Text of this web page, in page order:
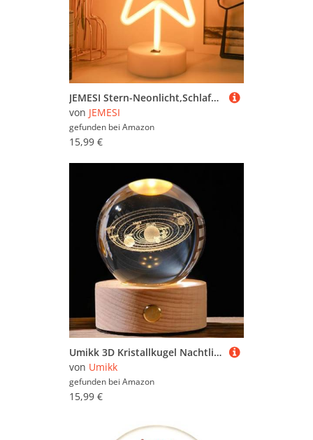
JEMESI Stern-Neonlicht,Schlafzimmer Nachtlicht, Batterie/USB, für Zuhause, Geburtstag, Bar, Party, Geschenke für Kinder (Warmweiß)
von JEMESI
gefunden bei Amazon
15,99 €
Umikk 3D Kristallkugel Nachtlicht 80mm,USB 3D Sonnensystem Planeten Kristallkugel Nachtlicht Kreative Nachtszene Astronomie LED Ball Lampe,Mit Holzsockel,Geschenk
von Umikk
gefunden bei Amazon
15,99 €